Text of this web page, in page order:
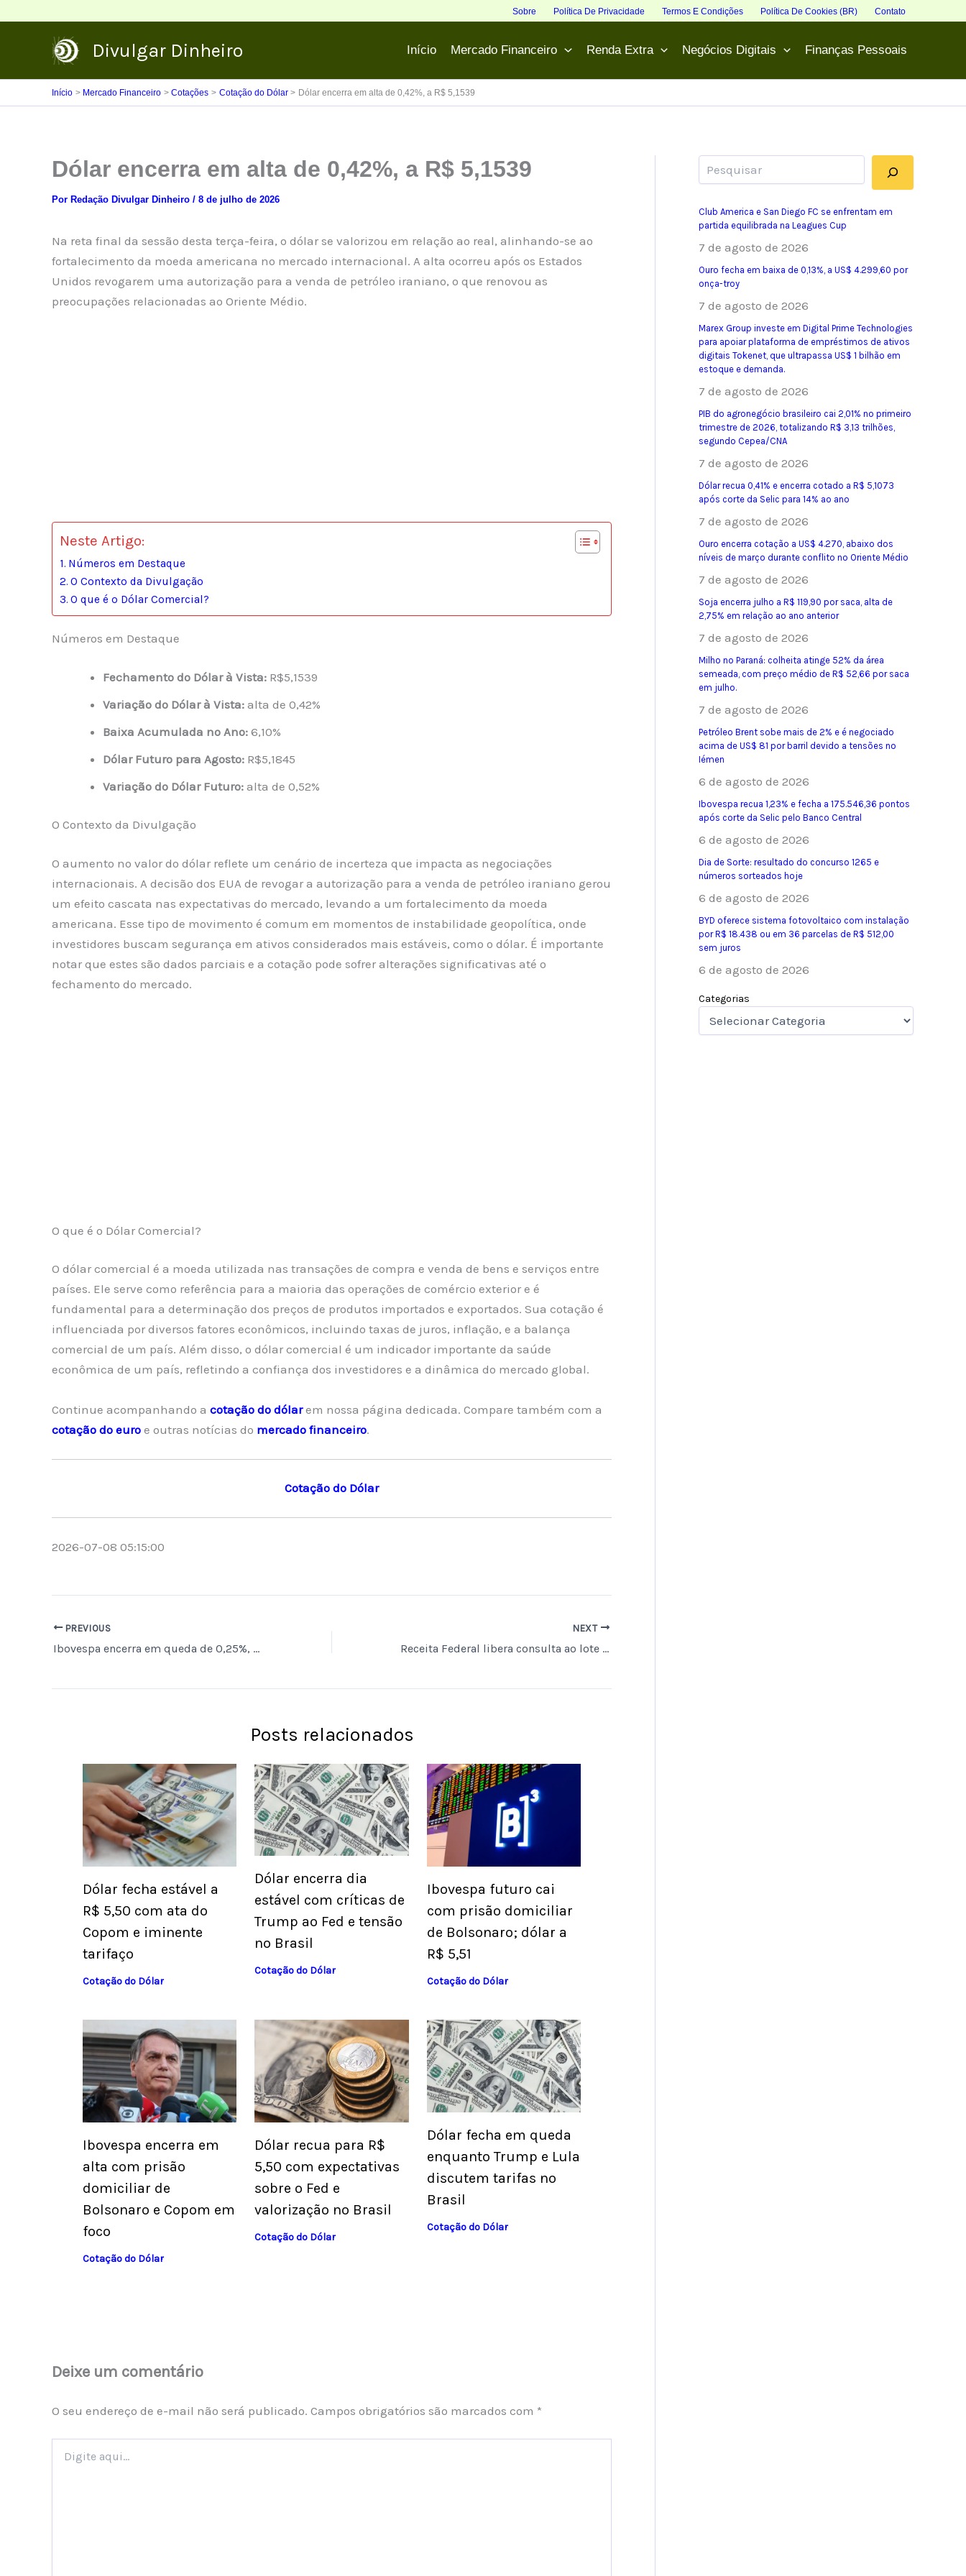
Sobre Política De Privacidade Termos E Condições Política De Cookies (BR) Contato
Divulgar Dinheiro Início Mercado Financeiro Renda Extra Negócios Digitais Finanças Pessoais
Início Mercado Financeiro Cotações Cotação do Dólar Dólar encerra em alta de 0,42%, a R$ 5,1539
Dólar encerra em alta de 0,42%, a R$ 5,1539
Por Redação Divulgar Dinheiro / 8 de julho de 2026
Na reta final da sessão desta terça-feira, o dólar se valorizou em relação ao real, alinhando-se ao
fortalecimento da moeda americana no mercado internacional. A alta ocorreu após os Estados
Unidos revogarem uma autorização para a venda de petróleo iraniano, o que renovou as
preocupações relacionadas ao Oriente Médio.
Neste Artigo:
Números em Destaque
O Contexto da Divulgação
O que é o Dólar Comercial?
Números em Destaque
Fechamento do Dólar à Vista: R$5,1539
Variação do Dólar à Vista: alta de 0,42%
Baixa Acumulada no Ano: 6,10%
Dólar Futuro para Agosto: R$5,1845
Variação do Dólar Futuro: alta de 0,52%
O Contexto da Divulgação
O aumento no valor do dólar reflete um cenário de incerteza que impacta as negociações
internacionais. A decisão dos EUA de revogar a autorização para a venda de petróleo iraniano gerou
um efeito cascata nas expectativas do mercado, levando a um fortalecimento da moeda
americana. Esse tipo de movimento é comum em momentos de instabilidade geopolítica, onde
investidores buscam segurança em ativos considerados mais estáveis, como o dólar. É importante
notar que estes são dados parciais e a cotação pode sofrer alterações significativas até o
fechamento do mercado.
O que é o Dólar Comercial?
O dólar comercial é a moeda utilizada nas transações de compra e venda de bens e serviços entre
países. Ele serve como referência para a maioria das operações de comércio exterior e é
fundamental para a determinação dos preços de produtos importados e exportados. Sua cotação é
influenciada por diversos fatores econômicos, incluindo taxas de juros, inflação, e a balança
comercial de um país. Além disso, o dólar comercial é um indicador importante da saúde
econômica de um país, refletindo a confiança dos investidores e a dinâmica do mercado global.
Continue acompanhando a cotação do dólarem nossa página dedicada. Compare também com a
cotação do euro e outras notícias do mercado financeiro.
Cotação do Dólar
2026-07-08 05:15:00
PREVIOUS
Ibovespa encerra em queda de 0,25%, aos 172.020 pontos, influenciado por tensões geopolíticas e pressão de grandes ações
NEXT
Receita Federal libera consulta ao lote de restituição automática do Imposto de Renda para 3,5 milhões de contribuintes nesta quarta-feira
Posts relacionados
Dólar fecha estável a
R$ 5,50 com ata do
Copom e iminente
tarifaço
Cotação do Dólar
Dólar encerra dia
estável com críticas de
Trump ao Fed e tensão
no Brasil
Cotação do Dólar
Ibovespa futuro cai
com prisão domiciliar
de Bolsonaro; dólar a
R$ 5,51
Cotação do Dólar
Ibovespa encerra em
alta com prisão
domiciliar de
Bolsonaro e Copom em
foco
Cotação do Dólar
Dólar recua para R$
5,50 com expectativas
sobre o Fed e
valorização no Brasil
Cotação do Dólar
Dólar fecha em queda
enquanto Trump e Lula
discutem tarifas no
Brasil
Cotação do Dólar
Deixe um comentário
O seu endereço de e-mail não será publicado. Campos obrigatórios são marcados com *
aqui...
Club America e San Diego FC se enfrentam em
partida equilibrada na Leagues Cup
7 de agosto de 2026
Ouro fecha em baixa de 0,13%, a US$ 4.299,60 por
onça-troy
7 de agosto de 2026
Marex Group investe em Digital Prime Technologies
para apoiar plataforma de empréstimos de ativos
digitais Tokenet, que ultrapassa US$ 1 bilhão em
estoque e demanda.
7 de agosto de 2026
PIB do agronegócio brasileiro cai 2,01% no primeiro
trimestre de 2026, totalizando R$ 3,13 trilhões,
segundo Cepea/CNA
7 de agosto de 2026
Dólar recua 0,41% e encerra cotado a R$ 5,1073
após corte da Selic para 14% ao ano
7 de agosto de 2026
Ouro encerra cotação a US$ 4.270, abaixo dos
níveis de março durante conflito no Oriente Médio
7 de agosto de 2026
Soja encerra julho a R$ 119,90 por saca, alta de
2,75% em relação ao ano anterior
7 de agosto de 2026
Milho no Paraná: colheita atinge 52% da área
semeada, com preço médio de R$ 52,66 por saca
em julho.
7 de agosto de 2026
Petróleo Brent sobe mais de 2% e é negociado
acima de US$ 81 por barril devido a tensões no
Iémen
6 de agosto de 2026
Ibovespa recua 1,23% e fecha a 175.546,36 pontos
após corte da Selic pelo Banco Central
6 de agosto de 2026
Dia de Sorte: resultado do concurso 1265 e
números sorteados hoje
6 de agosto de 2026
BYD oferece sistema fotovoltaico com instalação
por R$ 18.438 ou em 36 parcelas de R$ 512,00
sem juros
6 de agosto de 2026
Categorias